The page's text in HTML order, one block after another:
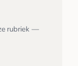
rubriek —